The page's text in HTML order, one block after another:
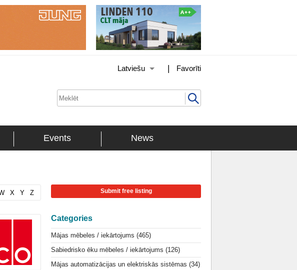
Favorīti
|
Latviešu
Events News
X Y Z Submit free listing
Categories
Mājas mēbeles / iekārtojums (465)
Sabiedrisko ēku mēbeles / iekārtojums (126)
Mājas automatizācijas un elektriskās sistēmas (34)